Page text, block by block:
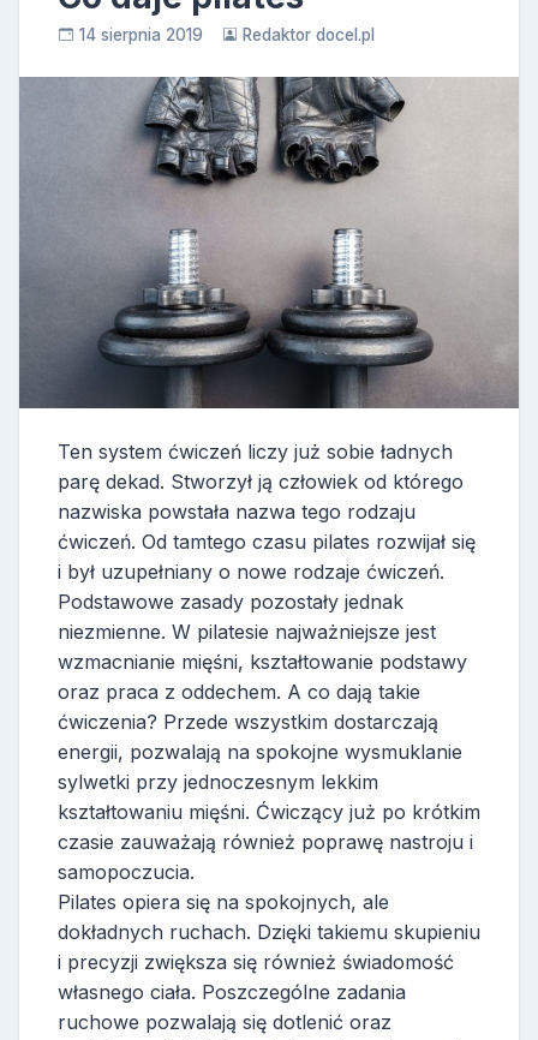
14 sierpnia 2019 Redaktor docel.pl
Ten system ćwiczeń liczy już sobie ładnych
parę dekad. Stworzył ją człowiek od którego
nazwiska powstała nazwa tego rodzaju
ćwiczeń. Od tamtego czasu pilates rozwijał się
i był uzupełniany o nowe rodzaje ćwiczeń.
Podstawowe zasady pozostały jednak
niezmienne. W pilatesie najważniejsze jest
wzmacnianie mięśni, kształtowanie podstawy
oraz praca z oddechem. A co dają takie
ćwiczenia? Przede wszystkim dostarczają
energii, pozwalają na spokojne wysmuklanie
sylwetki przy jednoczesnym lekkim
kształtowaniu mięśni. Ćwiczący już po krótkim
czasie zauważają również poprawę nastroju i
samopoczucia.
Pilates opiera się na spokojnych, ale
dokładnych ruchach. Dzięki takiemu skupieniu
i precyzji zwiększa się również świadomość
własnego ciała. Poszczególne zadania
ruchowe pozwalają się dotlenić oraz